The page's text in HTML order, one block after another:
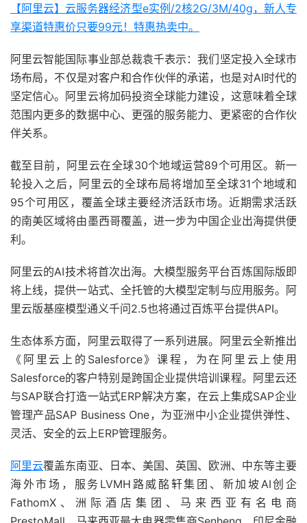
【阿里云】云服务器经济型e实例/2核2G/3M/40g，新人专
享渠道特惠价只要99元！特惠热卖中。
阿里云智能国际事业部总裁袁千表示：我们坚定投入全球市
场布局，不仅是对客户和合作伙伴的承诺，也是对AI时代的
坚定信心。阿里云将加码投资全球能力建设，这意味着全球
范围内更多的数据中心、更强的服务能力、更紧密的合作伙
伴关系。
截至目前，阿里云在全球30个地域运营89个可用区。新一
轮投入之后，阿里云的全球布局将增加至全球31个地域和
95个可用区，覆盖全球主要经济活跃市场。近期需求活跃
的南美区域将由墨西哥覆盖，进一步为中国企业出海提供便
利。
阿里云的AI技术将首次出海。大模型服务平台百炼国际版即
将上线，提供一站式、全托管的大模型定制与应用服务。阿
里云版基座模型通义千问2.5也将通过百炼平台提供API。
生态体系方面，阿里云取得了一系列进展。阿里云全新推出
《阿里云上的Salesforce》课程，为在阿里云上使用
Salesforce的客户特别是跨国企业提供培训课程。阿里云还
与SAP联合打造一站式ERP解决方案，在云上集成SAP企业
管理产品SAP Business One，为亚洲中小企业提供弹性、
灵活、安全的云上ERP管理服务。
阿里云覆盖东南亚、日本、美国、英国、欧洲、中东等主要
海外市场，服务LVMH路威酩轩集团、新加坡AI创企
FathomX、洲际酒店集团、马来西亚有名电商